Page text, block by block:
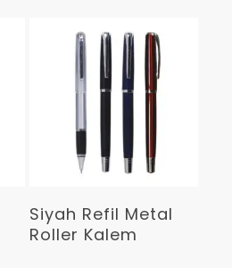
Devamını Oku
Siyah Refil Metal
Roller Kalem